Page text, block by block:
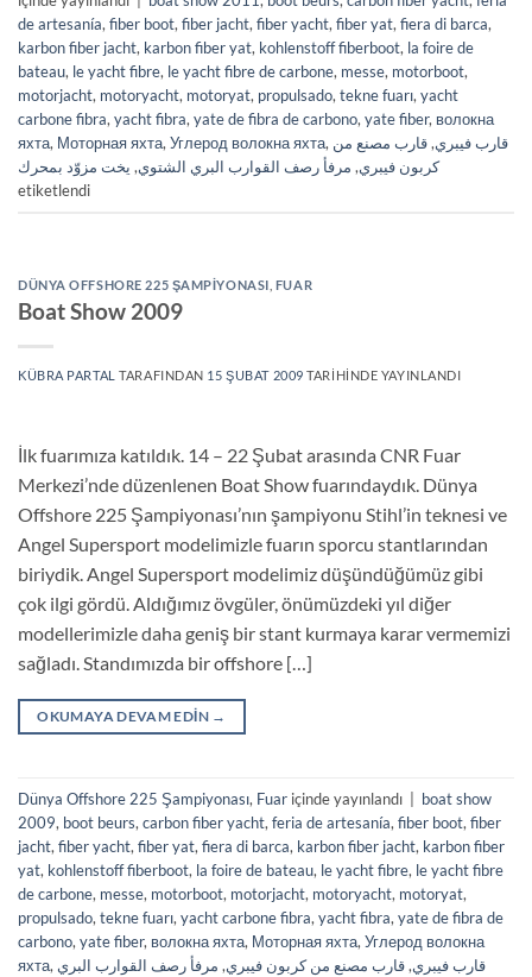
de artesanía, fiber boot, fiber jacht, fiber yacht, fiber yat, fiera di barca,
karbon fiber jacht, karbon fiber yat, kohlenstoff fiberboot, la foire de
bateau, le yacht fibre, le yacht fibre de carbone, messe, motorboot,
motorjacht, motoryacht, motoryat, propulsado, tekne fuarı, yacht
carbone fibra, yacht fibra, yate de fibra de carbono, yate fiber, волокна
яхта, Моторная яхта, Углерод волокна яхта, قارب فيبري,قارب مصنع من
كربون فيبري, مرفأ رصف القوارب البري الشتوي, يخت مزوّد بمحرك
etiketlendi
DÜNYA OFFSHORE 225 ŞAMPIYONASI FUAR
Boat Show 2009
KÜBRA PARTAL TARAFINDAN 15 ŞUBAT 2009 TARIHINDE YAYINLANDI
İlk fuarımıza katıldık. 14 – 22 Şubat arasında CNR Fuar
Merkezi’nde düzenlenen Boat Show fuarındaydık. Dünya
Offshore 225 Şampiyonası’nın şampiyonu Stihl’in teknesi ve
Angel Supersport modelimizle fuarın sporcu stantlarından
biriydik. Angel Supersport modelimiz düşündüğümüz gibi
çok ilgi gördü. Aldığımız övgüler, önümüzdeki yıl diğer
modellerimizle daha geniş bir stant kurmaya karar vermemizi
sağladı. Standımızda bir offshore […]
OKUMAYA DEVAM EDIN →
Dünya Offshore 225 Şampiyonası, Fuar içinde yayınlandı | boat show
2009, boot beurs, carbon fiber yacht, feria de artesanía, fiber boot, fiber
jacht, fiber yacht, fiber yat, fiera di barca, karbon fiber jacht, karbon fiber
yat, kohlenstoff fiberboot, la foire de bateau, le yacht fibre, le yacht fibre
de carbone, messe, motorboot, motorjacht, motoryacht, motoryat,
propulsado, tekne fuarı, yacht carbone fibra, yacht fibra, yate de fibra de
carbono, yate fiber, волокна яхта, Моторная яхта, Углерод волокна
яхта, قارب فيبري,قارب مصنع من كربون فيبري, مرفأ رصف القوارب البري